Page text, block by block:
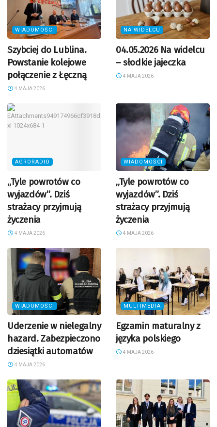
WIADOMOŚCI
Szybciej do Lublina.
Powstanie kolejowe
połączenie z Łęczną
4 MAJA 2026
NA WIDELCU
04.05.2026 Na widelcu
– słodkie jajeczka
4 MAJA 2026
AGRORADIO
„Tyle powrotów co
wyjazdów”. Dziś
strażacy przyjmują
życzenia
4 MAJA 2026
WIADOMOŚCI
„Tyle powrotów co
wyjazdów”. Dziś
strażacy przyjmują
życzenia
4 MAJA 2026
WIADOMOŚCI
Uderzenie w nielegalny
hazard. Zabezpieczono
dziesiątki automatów
4 MAJA 2026
MULTIMEDIA
Egzamin maturalny z
języka polskiego
4 MAJA 2026